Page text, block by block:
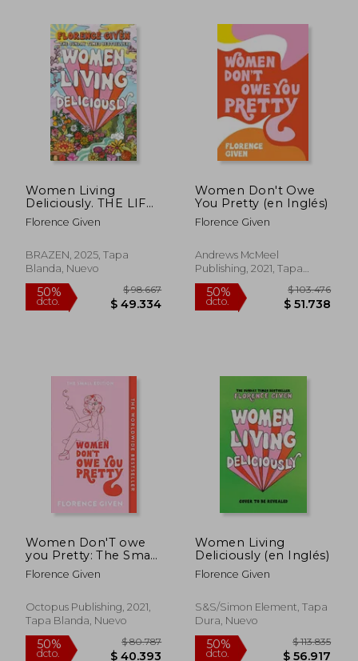
Women Living
Deliciously. THE LIFE-
CHANGING BOOK
EVERY WOMAN
Inglés)
Florence Given
BRAZEN, 2025, Tapa
Blanda, Nuevo
50%
dcto. $ 49.334
Women Don't Owe
You Pretty (en Inglés)
Florence Given
Andrews McMeel
Publishing, 2021, Tapa
Blanda, Nuevo
50%
dcto.
Women Don'T owe
you Pretty: The Small
Edition (en Inglés)
Florence Given
Octopus Publishing, 2021,
Tapa Blanda, Nuevo
Women Living
Deliciously (en Inglés)
Florence Given
S&s/Simon Element, Tapa
Dura, Nuevo